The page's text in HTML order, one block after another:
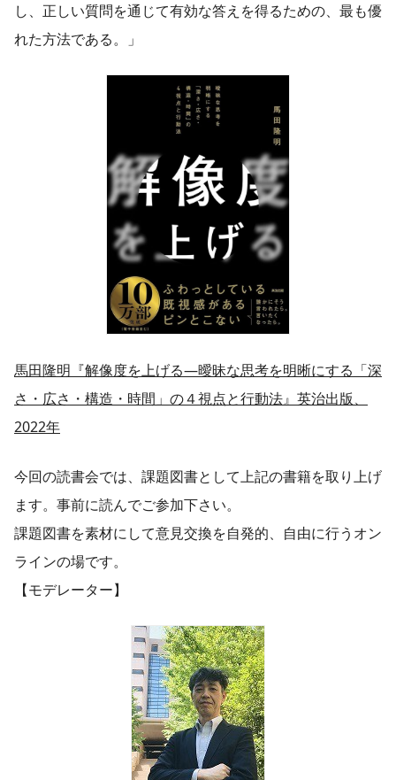
し、正しい質問を通じて有効な答えを得るための、最も優
れた方法である。」
馬田隆明『解像度を上げる―曖昧な思考を明晰にする「深
さ・広さ・構造・時間」の４視点と行動法』英治出版、
2022年
今回の読書会では、課題図書として上記の書籍を取り上げ
ます。事前に読んでご参加下さい。
課題図書を素材にして意見交換を自発的、自由に行うオン
ラインの場です。
【モデレーター】